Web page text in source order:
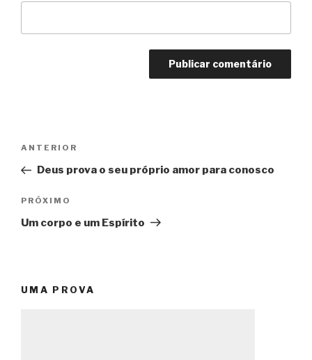
Post
Post
anterior
ANTERIOR
Deus prova o seu próprio amor para conosco
Próximo
post
PRÓXIMO
Um corpo e um Espírito
UMA PROVA